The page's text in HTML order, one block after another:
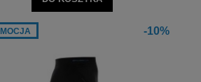
-10%